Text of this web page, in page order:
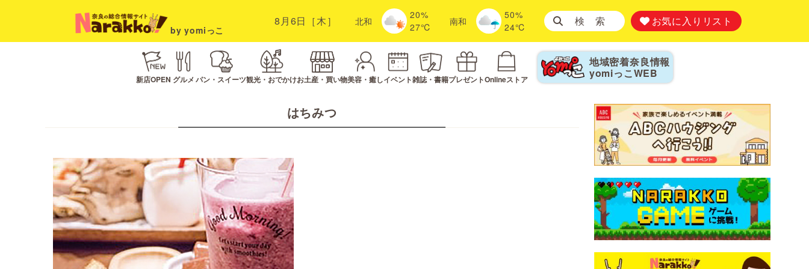
by yomiっこ
8月6日［木］ 北和
20%
27℃
南和
50%
24℃
検 索 お気に入りリスト
新店OPEN グルメ パン・スイーツ観光・おでかけお土産・買い物美容・癒しイベント雑誌・書籍プレゼントOnlineストア
地域密着奈良情報
yomiっこ WEB
はちみつ